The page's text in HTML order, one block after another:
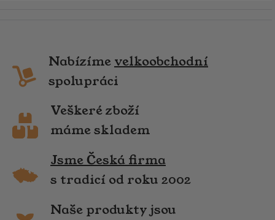
Nabízíme velkoobchodní
spolupráci
Veškeré zboží
máme skladem
Jsme Česká firma
s tradicí od roku 2002
Naše produkty jsou